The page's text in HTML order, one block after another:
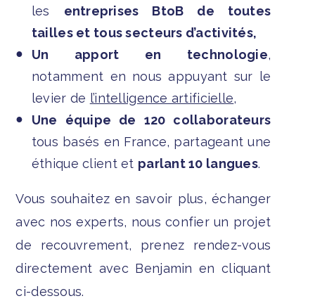
les entreprises BtoB de toutes
tailles et tous secteurs d’activités,
Un apport en technologie,
notamment en nous appuyant sur le
levier de l’intelligence artificielle,
Une équipe de 120 collaborateurs
tous basés en France, partageant une
éthique client et parlant 10 langues.
Vous souhaitez en savoir plus, échanger
avec nos experts, nous confier un projet
de recouvrement, prenez rendez-vous
directement avec Benjamin en cliquant
ci-dessous.